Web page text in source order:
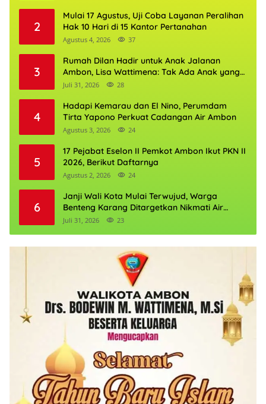
2
Mulai 17 Agustus, Uji Coba Layanan Peralihan
Hak 10 Hari di 15 Kantor Pertanahan
Agustus 4, 2026 37
3
Rumah Dilan Hadir untuk Anak Jalanan
Ambon, Lisa Wattimena: Tak Ada Anak yang
Boleh Kehilangan Masa Depannya
Juli 31, 2026 28
4
Hadapi Kemarau dan El Nino, Perumdam
Tirta Yapono Perkuat Cadangan Air Ambon
Agustus 3, 2026 24
5
17 Pejabat Eselon II Pemkot Ambon Ikut PKN II
2026, Berikut Daftarnya
Agustus 2, 2026 24
6
Janji Wali Kota Mulai Terwujud, Warga
Benteng Karang Ditargetkan Nikmati Air
Bersih Pekan Kedua Agustus
Juli 31, 2026 23